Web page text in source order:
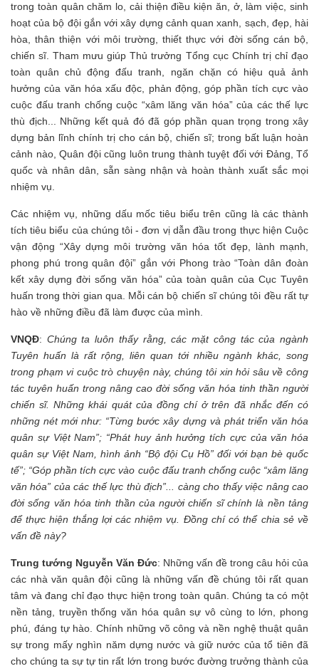
trong toàn quân chăm lo, cải thiện điều kiện ăn, ở, làm việc, sinh
hoạt của bộ đội gắn với xây dựng cảnh quan xanh, sạch, đẹp, hài
hòa, thân thiện với môi trường, thiết thực với đời sống cán bộ,
chiến sĩ. Tham mưu giúp Thủ trưởng Tổng cục Chính trị chỉ đạo
toàn quân chủ động đấu tranh, ngăn chặn có hiệu quả ảnh
hưởng của văn hóa xấu độc, phản động, góp phần tích cực vào
cuộc đấu tranh chống cuộc “xâm lăng văn hóa” của các thế lực
thù địch... Những kết quả đó đã góp phần quan trọng trong xây
dựng bản lĩnh chính trị cho cán bộ, chiến sĩ; trong bất luận hoàn
cảnh nào, Quân đội cũng luôn trung thành tuyệt đối với Đảng, Tổ
quốc và nhân dân, sẵn sàng nhận và hoàn thành xuất sắc mọi
nhiệm vụ.
Các nhiệm vụ, những dấu mốc tiêu biểu trên cũng là các thành
tích tiêu biểu của chúng tôi - đơn vị dẫn đầu trong thực hiện Cuộc
vận động “Xây dựng môi trường văn hóa tốt đẹp, lành mạnh,
phong phú trong quân đội” gắn với Phong trào “Toàn dân đoàn
kết xây dựng đời sống văn hóa” của toàn quân của Cục Tuyên
huấn trong thời gian qua. Mỗi cán bộ chiến sĩ chúng tôi đều rất tự
hào về những điều đã làm được của mình.
VNQĐ: Chúng ta luôn thấy rằng, các mặt công tác của ngành
Tuyên huấn là rất rộng, liên quan tới nhiều ngành khác, song
trong phạm vi cuộc trò chuyện này, chúng tôi xin hỏi sâu về công
tác tuyên huấn trong nâng cao đời sống văn hóa tinh thần người
chiến sĩ. Những khái quát của đồng chí ở trên đã nhắc đến có
những nét mới như: “Từng bước xây dựng và phát triển văn hóa
quân sự Việt Nam”; “Phát huy ảnh hưởng tích cực của văn hóa
quân sự Việt Nam, hình ảnh “Bộ đội Cụ Hồ” đối với bạn bè quốc
tế”; “Góp phần tích cực vào cuộc đấu tranh chống cuộc “xâm lăng
văn hóa” của các thế lực thù địch”... càng cho thấy việc nâng cao
đời sống văn hóa tinh thần của người chiến sĩ chính là nền tảng
để thực hiện thắng lợi các nhiệm vụ. Đồng chí có thể chia sẻ về
vấn đề này?
Trung tướng Nguyễn Văn Đức: Những vấn đề trong câu hỏi của
các nhà văn quân đội cũng là những vấn đề chúng tôi rất quan
tâm và đang chỉ đạo thực hiện trong toàn quân. Chúng ta có một
nền tảng, truyền thống văn hóa quân sự vô cùng to lớn, phong
phú, đáng tự hào. Chính những võ công và nền nghệ thuật quân
sự trong mấy nghìn năm dựng nước và giữ nước của tổ tiên đã
cho chúng ta sự tự tin rất lớn trong bước đường trưởng thành của